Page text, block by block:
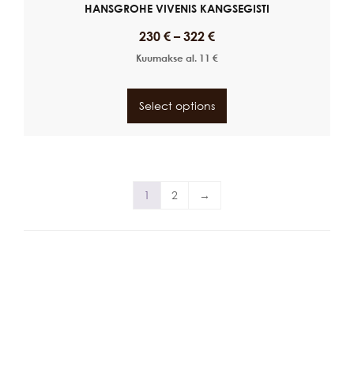
HANSGROHE VIVENIS KANGSEGISTI
230 € – 322 €
Kuumakse al. 11 €
Select options
1 2 →